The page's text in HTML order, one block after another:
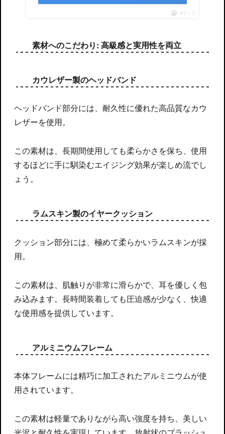
ポチップ
素材へのこだわり: 高級感と実用性を両立
カウレザー製のヘッドバンド
ヘッドバンド部分には、耐久性に優れた高品質なカウ
レザーを使用。
この素材は、長期間使用しても柔らかさを保ち、使用
するほどに手に馴染むエイジング効果が楽しめ流でし
ょう。
ラムスキン製のイヤークッション
クッション部分には、極めて柔らかいラムスキンが採
用。
この素材は、肌触りが非常に滑らかで、耳を優しく包
み込みます。長時間装着しても圧迫感が少なく、快適
な使用感を提供しています。
アルミニウムフレーム
本体フレームには精巧に加工されたアルミニウムが使
用されています。
この素材は軽量でありながら高い強度を持ち、美しい